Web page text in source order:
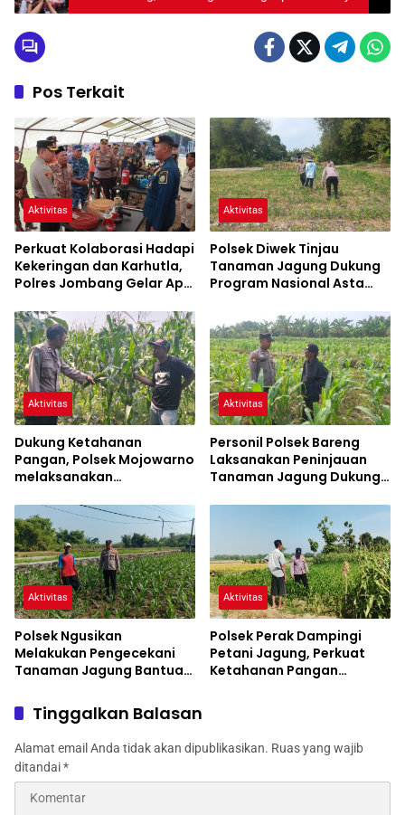
Pos Terkait
Aktivitas
Perkuat Kolaborasi Hadapi
Kekeringan dan Karhutla,
Polres Jombang Gelar Apel
Aktivitas
Polsek Diwek Tinjau
Tanaman Jagung Dukung
Program Nasional Asta
Aktivitas
Dukung Ketahanan
Pangan, Polsek Mojowarno
melaksanakan
Jagung
Aktivitas
Personil Polsek Bareng
Laksanakan Peninjauan
Tanaman Jagung Dukung
Pangan
Aktivitas
Polsek Ngusikan
Melakukan Pengecekani
Tanaman Jagung Bantuan
Polres Jombang
Aktivitas
Polsek Perak Dampingi
Petani Jagung, Perkuat
Ketahanan Pangan
Tinggalkan Balasan
Alamat email Anda tidak akan dipublikasikan. Ruas yang wajib
ditandai*